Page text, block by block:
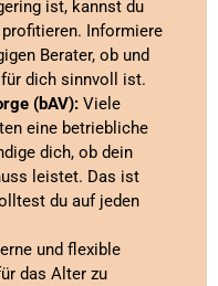
ist, kannst du
Informiere
Berater, ob und
dich sinnvoll ist.
(bAV): Viele
eine betriebliche
dich, ob dein
leistet. Das ist
du auf jeden
und flexible
das Alter zu